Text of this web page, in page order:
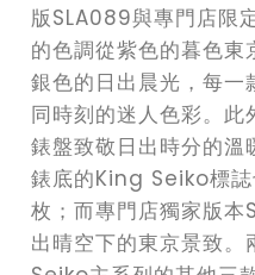
版SLA089與專門店限
的色調從紫色的暮色東
銀色的日出晨光，每一
同時刻的迷人色彩。
錶盤致敬日出時分的溫
錶底的King Seiko標
枚；而專門店獨家版本
出晴空下的東京景致